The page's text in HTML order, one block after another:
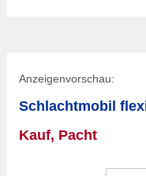
Anzeigenvorschau:
Schlachtmobil
Kauf, Pacht